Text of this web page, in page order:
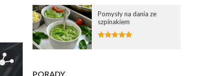
Pomysły na dania ze
szpinakiem
PORADY